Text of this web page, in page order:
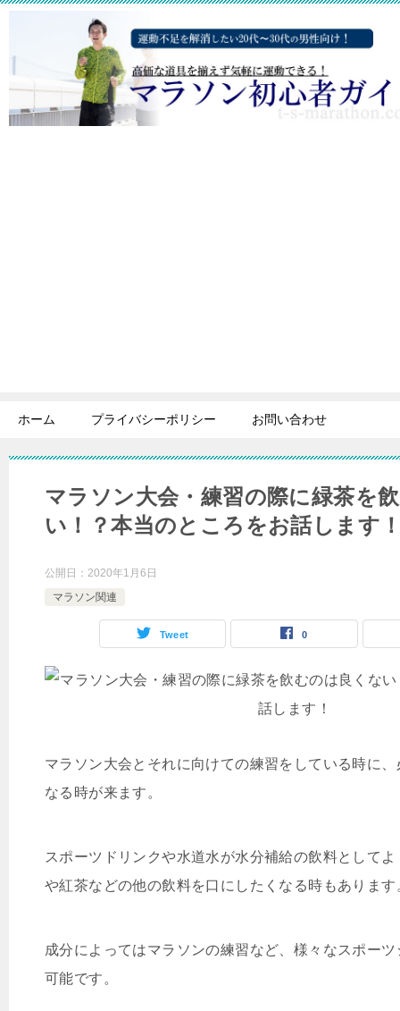
ホーム プライバシーポリシー お問い合わせ
マラソン大会・練習の際に緑茶を
い！？本当のところをお話します
公開日： 2020年1月6日
マラソン関連
Tweet 0
マラソン大会とそれに向けての練習をしている時に
なる時が来ます。
スポーツドリンクや水道水が水分補給の飲料として
や紅茶などの他の飲料を口にしたくなる時もあります
成分によってはマラソンの練習など、様々なスポー
可能です。